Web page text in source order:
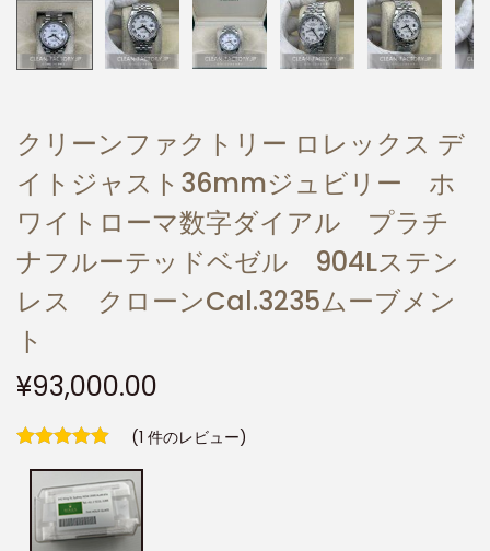
クリーンファクトリー ロレックス デ
イトジャスト36mmジュビリー ホ
ワイトローマ数字ダイアル プラチ
ナフルーテッドベゼル 904Lステン
レス クローンCal.3235ムーブメン
ト
¥93,000.00
(1 件のレビュー)